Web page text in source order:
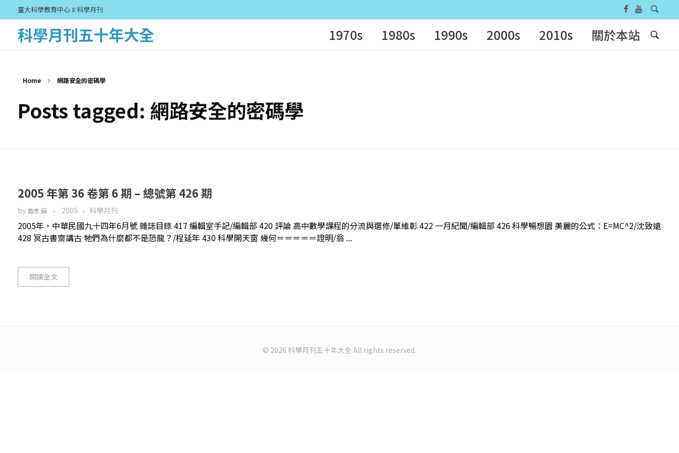
臺大科學教育中心 X 科學月刊
科學月刊五十年大全 1970s 1980s 1990s 2000s 2010s 關於本站
Home 網路安全的密碼學
Posts tagged: 網路安全的密碼學
2005 年第 36 卷第 6 期 – 總號第 426 期
by 裔彥 蘇 2005 科學月刊
2005年，中華民國九十四年6月號 雜誌目錄 417 編輯室手記/編輯部 420 評論 高中數學課程的分流與選修/單維彰 422 一月紀聞/編輯部 426 科學暢想園 美麗的公式：E=MC^2/沈致遠
428 冥古書齋講古 牠們為什麼都不是恐龍？/程延年 430 科學開天窗 幾何＝＝＝＝＝證明/翁 ...
閱讀全文
© 2026 科學月刊五十年大全 All rights reserved.